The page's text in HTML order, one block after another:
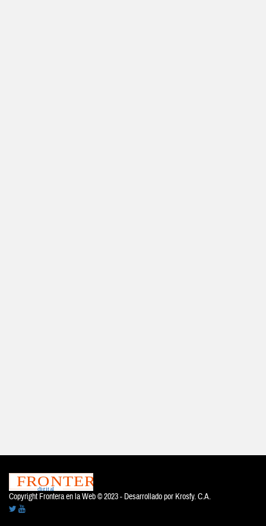
Copyright Frontera en la Web © 2023 - Desarrollado por Krosfy. C.A.